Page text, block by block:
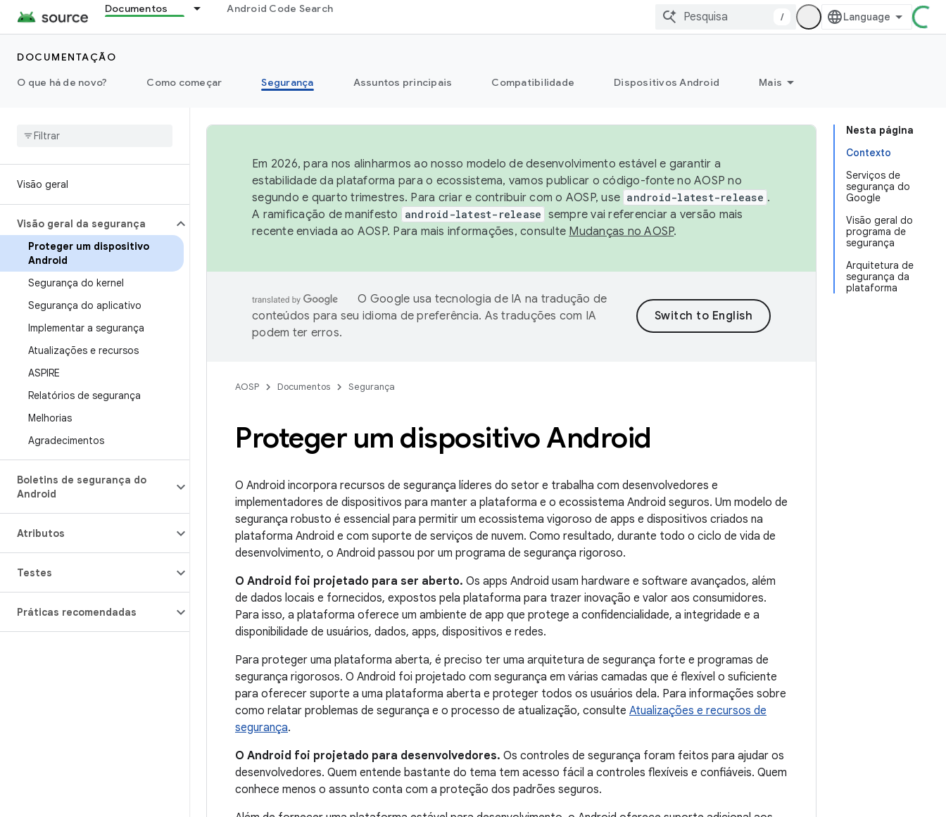
Documentos Android Code Search
/
DOCUMENTAÇÃO
O que há de novo?
Como começar Segurança Assuntos principais Compatibilidade Dispositivos Android Mais
Visão geral
Visão geral da segurança
Proteger um dispositivo
Android
Segurança do kernel
Segurança do aplicativo
Implementar a segurança
Atualizações e recursos
ASPIRE
Relatórios de segurança
Melhorias
Agradecimentos
Boletins de segurança do
Android
Atributos
Testes
Práticas recomendadas
Nesta página
Contexto
Serviços de
segurança do
Google
Visão geral do
programa de
segurança
Arquitetura de
segurança da
plataforma
Em 2026, para nos alinharmos ao nosso modelo de desenvolvimento estável e garantir a
estabilidade da plataforma para o ecossistema, vamos publicar o código-fonte no AOSP no
segundo e quarto trimestres. Para criar e contribuir com o AOSP, use android-latest-release .
A ramificação de manifesto
android-latest-release sempre vai referenciar a versão mais
recente enviada ao AOSP. Para mais informações, consulte Mudanças no AOSP.
O Google usa tecnologia de IA na tradução de
conteúdos para seu idioma de preferência. As traduções com IA
podem ter erros.
AOSP Documentos Segurança
Proteger um dispositivo Android
O Android incorpora recursos de segurança líderes do setor e trabalha com desenvolvedores e
implementadores de dispositivos para manter a plataforma e o ecossistema Android seguros. Um modelo de
segurança robusto é essencial para permitir um ecossistema vigoroso de apps e dispositivos criados na
plataforma Android e com suporte de serviços de nuvem. Como resultado, durante todo o ciclo de vida de
desenvolvimento, o Android passou por um programa de segurança rigoroso.
O Android foi projetado para ser aberto. Os apps Android usam hardware e software avançados, além
de dados locais e fornecidos, expostos pela plataforma para trazer inovação e valor aos consumidores.
Para isso, a plataforma oferece um ambiente de app que protege a confidencialidade, a integridade e a
disponibilidade de usuários, dados, apps, dispositivos e redes.
Para proteger uma plataforma aberta, é preciso ter uma arquitetura de segurança forte e programas de
segurança rigorosos. O Android foi projetado com segurança em várias camadas que é flexível o suficiente
para oferecer suporte a uma plataforma aberta e proteger todos os usuários dela. Para informações sobre
como relatar problemas de segurança e o processo de atualização, consulte Atualizações e recursos de
segurança.
O Android foi projetado para desenvolvedores. Os controles de segurança foram feitos para ajudar os
desenvolvedores. Quem entende bastante do tema tem acesso fácil a controles flexíveis e confiáveis. Quem
conhece menos o assunto conta com a proteção dos padrões seguros.